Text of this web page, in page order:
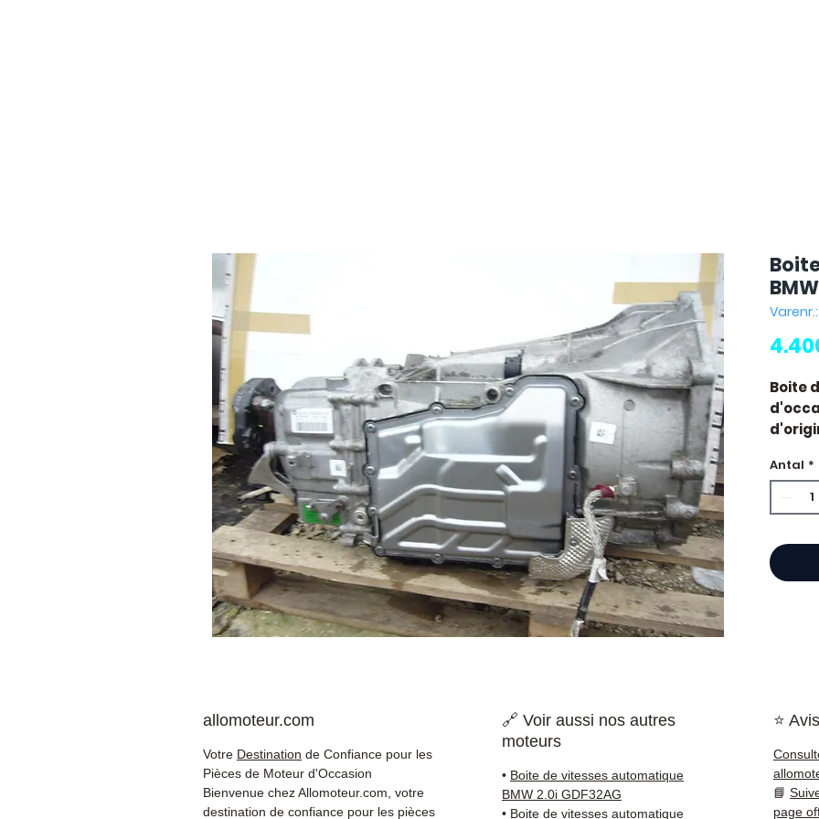
Boite
État
sur
Antal *
allomoteur.com
Votre Destination de Confiance pour les
Pièces de Moteur d'Occasion
Bienvenue chez Allomoteur.com, votre
destination de confiance pour les pièces
🔗 Voir aussi nos autres
moteurs
• Boite de vitesses automatique
BMW 2.0i GDF32AG
• Boite de vitesses automatique
⭐
📘
page